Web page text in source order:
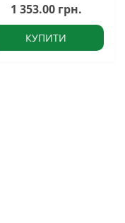
1 353.00 грн.
КУПИТИ